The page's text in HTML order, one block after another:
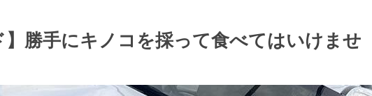
】勝手にキノコを採って食べてはいけませ